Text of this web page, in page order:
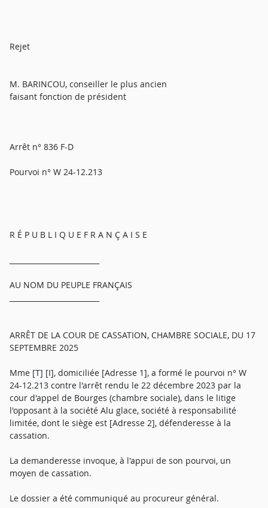
Rejet
M. BARINCOU, conseiller le plus ancien
faisant fonction de président
Arrêt n° 836 F-D
Pourvoi n° W 24-12.213
R É P U B L I Q U E F R A N Ç A I S E
AU NOM DU PEUPLE FRANÇAIS
ARRÊT DE LA COUR DE CASSATION, CHAMBRE SOCIALE, DU 17
SEPTEMBRE 2025
Mme [T] [I], domiciliée [Adresse 1], a formé le pourvoi n° W
24-12.213 contre l'arrêt rendu le 22 décembre 2023 par la
cour d'appel de Bourges (chambre sociale), dans le litige
l'opposant à la société Alu glace, société à responsabilité
limitée, dont le siège est [Adresse 2], défenderesse à la
cassation.
La demanderesse invoque, à l'appui de son pourvoi, un
moyen de cassation.
Le dossier a été communiqué au procureur général.